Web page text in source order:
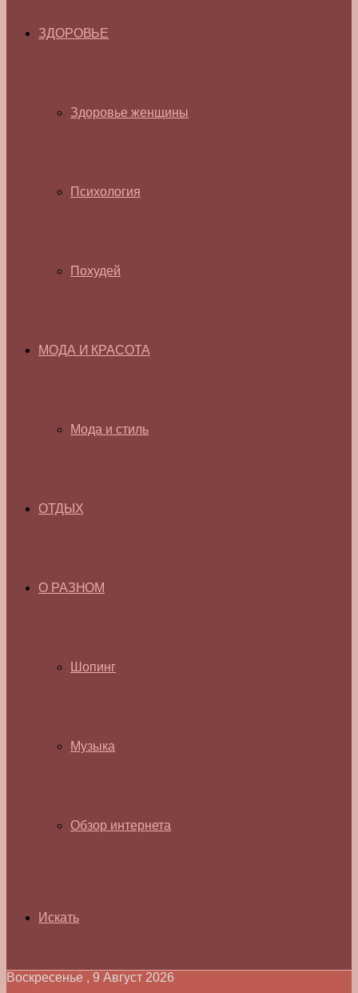
ЗДОРОВЬЕ
Здоровье женщины
Психология
Похудей
МОДА И КРАСОТА
Мода и стиль
ОТДЫХ
О РАЗНОМ
Шопинг
Музыка
Обзор интернета
Искать
Воскресенье , 9 Август 2026